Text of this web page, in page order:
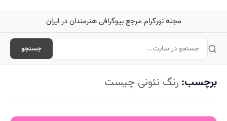
مجله نورگرام مرجع بیوگرافی هنرمندان در ایران
جستجو
برچسب: رنگ نئونی چیست